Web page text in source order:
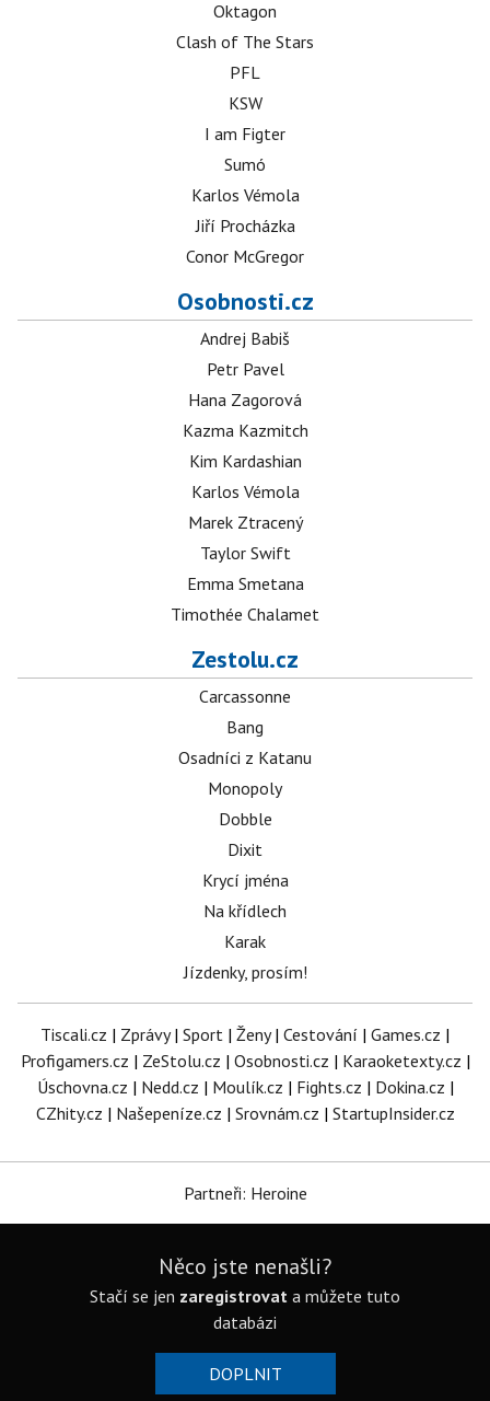
Oktagon
Clash of The Stars
PFL
KSW
I am Figter
Sumó
Karlos Vémola
Jiří Procházka
Conor McGregor
Osobnosti.cz
Andrej Babiš
Petr Pavel
Hana Zagorová
Kazma Kazmitch
Kim Kardashian
Karlos Vémola
Marek Ztracený
Taylor Swift
Emma Smetana
Timothée Chalamet
Zestolu.cz
Carcassonne
Bang
Osadníci z Katanu
Monopoly
Dobble
Dixit
Krycí jména
Na křídlech
Karak
Jízdenky, prosím!
Tiscali.cz | Zprávy| Sport | Ženy| Cestování | Games.cz |
Profigamers.cz | ZeStolu.cz | Osobnosti.cz | Karaoketexty.cz |
Úschovna.cz | Nedd.cz | Moulík.cz | Fights.cz | Dokina.cz |
CZhity.cz | Našepeníze.cz | Srovnám.cz | StartupInsider.cz
Partneři: Heroine
Něco jste nenašli?
Stačí se jen zaregistrovat a můžete tuto
databázi
DOPLNIT